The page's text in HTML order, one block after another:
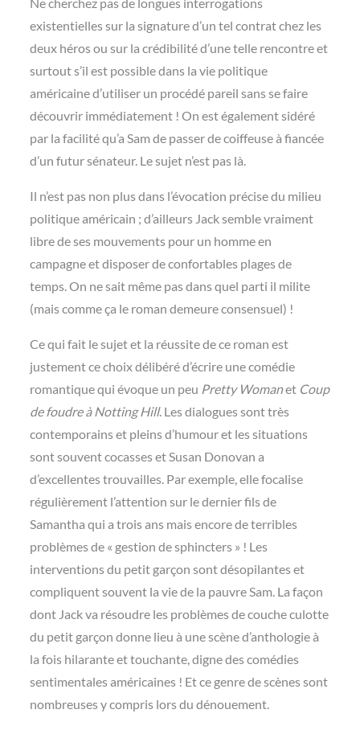
existentielles sur la signature d’un tel contrat chez les
deux héros ou sur la crédibilité d’une telle rencontre et
surtout s’il est possible dans la vie politique
américaine d’utiliser un procédé pareil sans se faire
découvrir immédiatement ! On est également sidéré
par la facilité qu’a Sam de passer de coiffeuse à fiancée
d’un futur sénateur. Le sujet n’est pas là.
Il n’est pas non plus dans l’évocation précise du milieu
politique américain ; d’ailleurs Jack semble vraiment
libre de ses mouvements pour un homme en
campagne et disposer de confortables plages de
temps. On ne sait même pas dans quel parti il milite
(mais comme ça le roman demeure consensuel) !
Ce qui fait le sujet et la réussite de ce roman est
justement ce choix délibéré d’écrire une comédie
romantique qui évoque un peu Pretty Womanet Coup
de foudre à Notting Hill. Les dialogues sont très
contemporains et pleins d’humour et les situations
sont souvent cocasses et Susan Donovan a
d’excellentes trouvailles. Par exemple, elle focalise
régulièrement l’attention sur le dernier fils de
Samantha qui a trois ans mais encore de terribles
problèmes de « gestion de sphincters » ! Les
interventions du petit garçon sont désopilantes et
compliquent souvent la vie de la pauvre Sam. La façon
dont Jack va résoudre les problèmes de couche culotte
du petit garçon donne lieu à une scène d’anthologie à
la fois hilarante et touchante, digne des comédies
sentimentales américaines ! Et ce genre de scènes sont
nombreuses y compris lors du dénouement.